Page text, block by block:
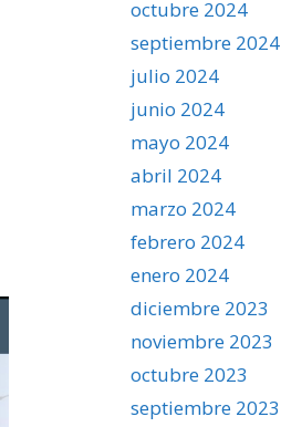
octubre 2024
septiembre 2024
julio 2024
junio 2024
mayo 2024
abril 2024
marzo 2024
febrero 2024
enero 2024
diciembre 2023
noviembre 2023
octubre 2023
septiembre 2023